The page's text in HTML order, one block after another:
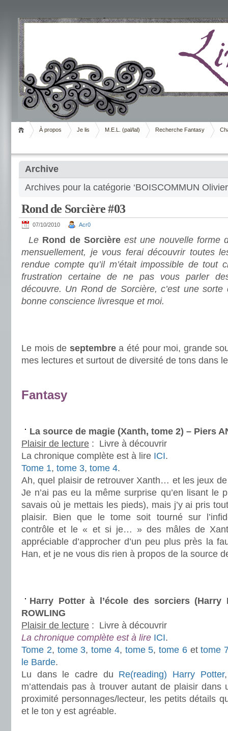
Livrement
À propos Je lis M.E.L. (pal/lal) Recherche Fantasy
Archive
Archives pour la catégorie ‘BOISCOMMUN Olivier
Rond de Sorcière #03
07/10/2010 Acr0
Le Rond de Sorcière est une nouvelle forme
mensuellement, je vous ferai découvrir toutes
rendue compte qu’il m’était impossible de tout
frustration certaine de ne pas vous parler
découvre. Un Rond de Sorcière, c’est une
bonne conscience livresque et moi.
Le mois de septembrea été pour moi, grande
mes lectures et surtout de diversité de tons dans
Fantasy
La source de magie (Xanth, tome 2) – Piers
Plaisir de lecture : Livre à découvrir
La chronique complète est à lire ICI.
Tome 1, tome 3, tome 4.
Ah, quel plaisir de retrouver Xanth… et les jeux
Je n’ai pas eu la même surprise qu’en lisant le
savais où je mettais les pieds), mais j’y ai pris
plaisir. Bien que le tome soit tourné sur
contrôle et le « et si je… » des mâles de
appréciable d’approcher d’un peu plus près la
Han, et je ne vous dis rien à propos de la source
Harry Potter à l’école des sorciers
ROWLING
Plaisir de lecture : Livre à découvrir
La chronique complète est à lire ICI.
Tome 2, tome 3,tome 4, tome 5,tome 6ettome
le Barde.
Lu dans le cadre du Re(reading) Harry Potter
m’attendais pas à trouver autant de plaisir dans
proximité personnages/lecteur, les petits détails
et le ton y est agréable.